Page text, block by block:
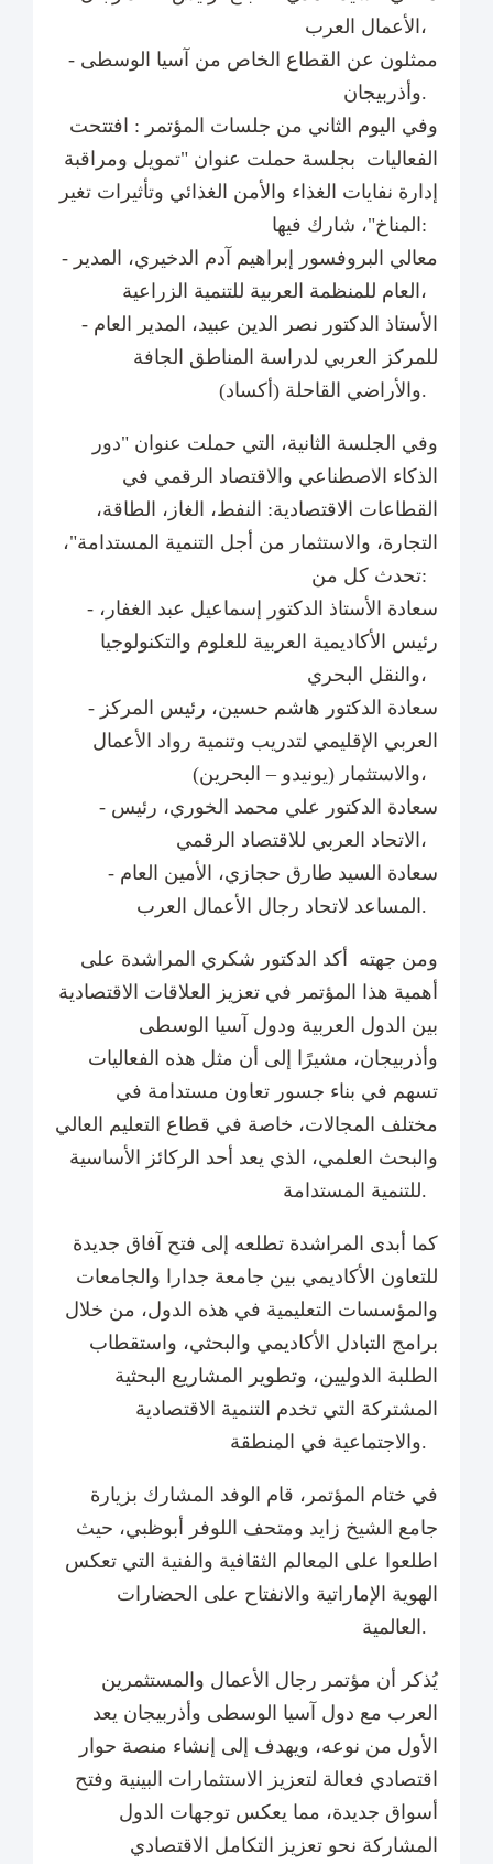
الأعمال العرب،
- ممثلون عن القطاع الخاص من آسيا الوسطى
وأذربيجان.
وفي اليوم الثاني من جلسات المؤتمر : افتتحت
الفعاليات بجلسة حملت عنوان "تمويل ومراقبة
إدارة نفايات الغذاء والأمن الغذائي وتأثيرات تغير
المناخ"، شارك فيها:
- معالي البروفسور إبراهيم آدم الدخيري، المدير
العام للمنظمة العربية للتنمية الزراعية،
- الأستاذ الدكتور نصر الدين عبيد، المدير العام
للمركز العربي لدراسة المناطق الجافة
والأراضي القاحلة (أكساد).
وفي الجلسة الثانية، التي حملت عنوان "دور
الذكاء الاصطناعي والاقتصاد الرقمي في
القطاعات الاقتصادية: النفط، الغاز، الطاقة،
التجارة، والاستثمار من أجل التنمية المستدامة"،
تحدث كل من:
- سعادة الأستاذ الدكتور إسماعيل عبد الغفار،
رئيس الأكاديمية العربية للعلوم والتكنولوجيا
والنقل البحري،
- سعادة الدكتور هاشم حسين، رئيس المركز
العربي الإقليمي لتدريب وتنمية رواد الأعمال
والاستثمار (يونيدو – البحرين)،
- سعادة الدكتور علي محمد الخوري، رئيس
الاتحاد العربي للاقتصاد الرقمي،
- سعادة السيد طارق حجازي، الأمين العام
المساعد لاتحاد رجال الأعمال العرب.
أهمية هذا المؤتمر في تعزيز العلاقات الاقتصادية
بين الدول العربية ودول آسيا الوسطى
وأذربيجان، مشيرًا إلى أن مثل هذه الفعاليات
تسهم في بناء جسور تعاون مستدامة في
مختلف المجالات، خاصة في قطاع التعليم العالي
والبحث العلمي، الذي يعد أحد الركائز الأساسية
للتنمية المستدامة.
كما أبدى المراشدة تطلعه إلى فتح آفاق جديدة
للتعاون الأكاديمي بين جامعة جدارا والجامعات
والمؤسسات التعليمية في هذه الدول، من خلال
برامج التبادل الأكاديمي والبحثي، واستقطاب
الطلبة الدوليين، وتطوير المشاريع البحثية
المشتركة التي تخدم التنمية الاقتصادية
والاجتماعية في المنطقة.
في ختام المؤتمر، قام الوفد المشارك بزيارة
جامع الشيخ زايد ومتحف اللوفر أبوظبي، حيث
اطلعوا على المعالم الثقافية والفنية التي تعكس
الهوية الإماراتية والانفتاح على الحضارات
العالمية.
يُذكر أن مؤتمر رجال الأعمال والمستثمرين
العرب مع دول آسيا الوسطى وأذربيجان يعد
الأول من نوعه، ويهدف إلى إنشاء منصة حوار
اقتصادي فعالة لتعزيز الاستثمارات البينية وفتح
أسواق جديدة، مما يعكس توجهات الدول
المشاركة نحو تعزيز التكامل الاقتصادي